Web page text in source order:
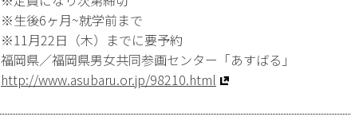
※生後6ヶ月~就学前まで
※11月22日（木）までに要予約
福岡県／福岡県男女共同参画センター「あすばる」
http://www.asubaru.or.jp/98210.html